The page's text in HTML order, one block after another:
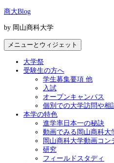
コ
テ
ツ
商大Blog
by 岡山商科大学
メニューとウィジェット
大学祭
受験生の方へ
学生募集要項 他
入試
オープンキャンパス
個別での大学訪問や相
本学の特色
進学率日本一の秘訣
動画でみる岡山商科大
岡山商科大学動画コン
研究
フィールドスタディ